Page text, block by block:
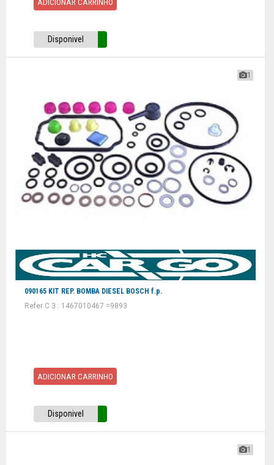
ADICIONAR CARRINHO
Disponivel
1
090165 KIT REP. BOMBA DIESEL BOSCH f.p.
Refer C 3 : 1467010467 =9893
ADICIONAR CARRINHO
Disponivel
1